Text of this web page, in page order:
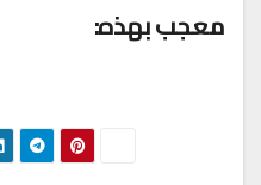
معجب بهذه: